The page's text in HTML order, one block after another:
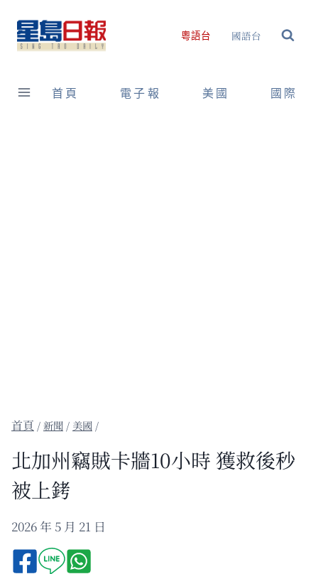
content
粵語台 國語台
首頁 電子報 美國 國際
/新聞 / 美國 /
北加州竊賊卡牆10小時 獲救後秒
被上銬
2026 年 5 月 21 日